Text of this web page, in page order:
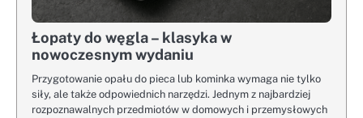
Łopaty do węgla – klasyka w
nowoczesnym wydaniu
Przygotowanie opału do pieca lub kominka wymaga nie tylko
siły, ale także odpowiednich narzędzi. Jednym z najbardziej
rozpoznawalnych przedmiotów w domowych i przemysłowych